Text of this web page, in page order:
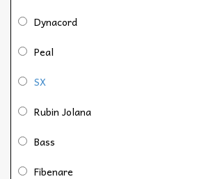
Dynacord
Peal
SX
Rubin Jolana
Bass
Fibenare